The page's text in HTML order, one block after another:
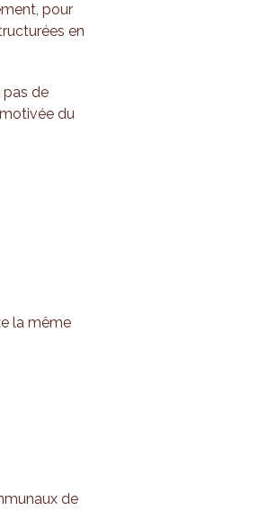
pour
en
pas de
du
la même
de